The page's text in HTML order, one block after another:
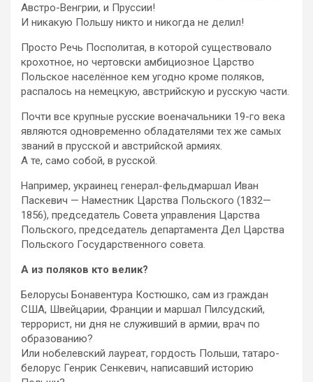
Австро-Венгрии, и Пруссии!
И никакую Польшу никто и никогда не делил!
Просто Речь Посполитая, в которой существовало
крохотное, но чертовски амбициозное Царство
Польское населённое кем угодно кроме поляков,
распалось на немецкую, австрийскую и русскую части.
Почти все крупные русские военачальники 19-го века
являются одновременно обладателями тех же самых
званий в прусской и австрийской армиях.
А те, само собой, в русской.
Например, украинец генерал-фельдмаршал Иван
Паскевич — Наместник Царства Польского (1832—
1856), председатель Совета управления Царства
Польского, председатель департамента Дел Царства
Польского Государственного совета.
А из поляков кто велик?
Белорусы Бонавентура Костюшко, сам из граждан
США, Швейцарии, Франции и маршал Пилсудский,
террорист, ни дня не служивший в армии, врач по
образованию?
Или нобелевский лауреат, гордость Польши, татаро-
белорус Генрик Сенкевич, написавший историю